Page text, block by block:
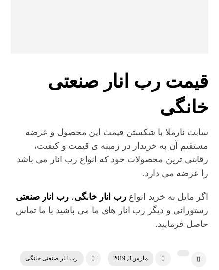
قیمت رب انار صنعتی
خانگی
سایت نارملا با شکستن قیمت این محصول و عرضه
مستقیم آن به خریدار در زمینه ی قیمت و کیفیت،
رقابتی ترین محصولات خود که انواع رب انار می باشد
را عرضه می دارد.
اگر مایل به خرید انواعرب انار خانگی،رب انار صنعتی
رستورانی و دیگر رب انار های ما می باشید با ما تماس
حاصل فرمایید.
مارس 3, 2019 رب انار صنعتی خانگی